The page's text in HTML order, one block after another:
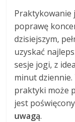
Praktykowanie
poprawę
dzisiejszym,
uzyskać
sesje jogi, z
minut
praktyki może
jest
uwagą.